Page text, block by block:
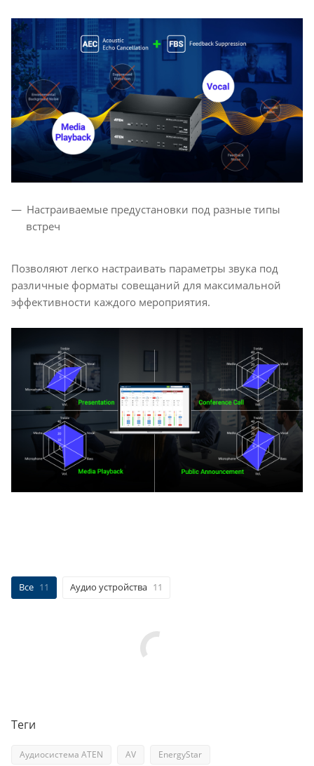
Настраиваемые предустановки под разные типы
встреч
Позволяют легко настраивать параметры звука под
различные форматы совещаний для максимальной
эффективности каждого мероприятия.
Все 11 Аудио устройства 11
Теги
Аудиосистема ATEN AV EnergyStar